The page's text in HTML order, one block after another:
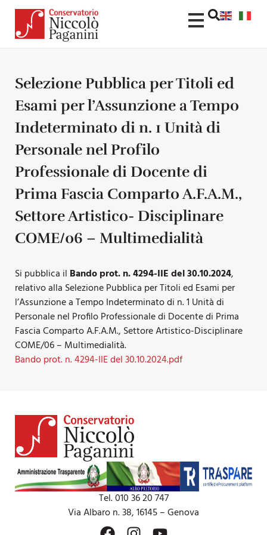
Selezione Pubblica per Titoli ed
Esami per l’Assunzione a Tempo
Indeterminato di n. 1 Unità di
Personale nel Profilo
Professionale di Docente di
Prima Fascia Comparto A.F.A.M.,
Settore Artistico- Disciplinare
COME/06 – Multimedialità
Si pubblica il Bando prot. n. 4294-IIE del 30.10.2024,
relativo alla Selezione Pubblica per Titoli ed Esami per
l’Assunzione a Tempo Indeterminato di n. 1 Unità di
Personale nel Profilo Professionale di Docente di Prima
Fascia Comparto A.F.A.M., Settore Artistico-Disciplinare
COME/06 – Multimedialità.
Bando prot. n. 4294-IIE del 30.10.2024.pdf
Tel. 010 36 20 747
Via Albaro n. 38, 16145 – Genova